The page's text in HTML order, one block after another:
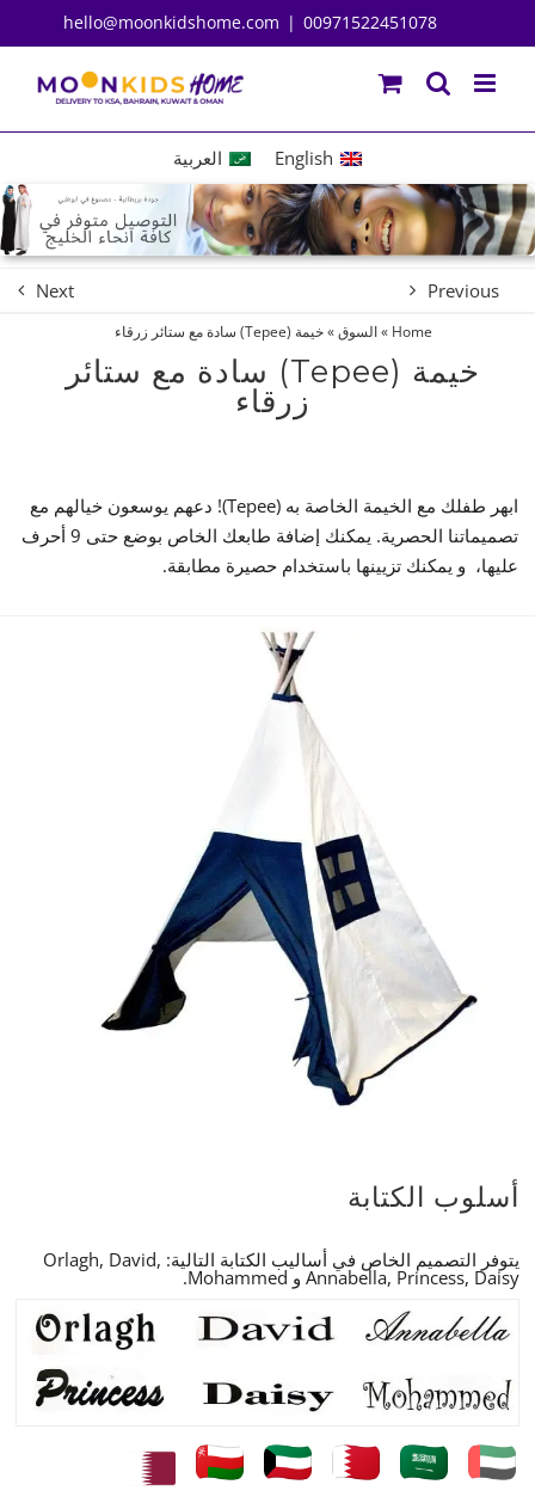
to
content
00971522451078
|
hello@moonkidshome.com
English العربية
Previous
Next
Home
»السوق»خيمة (Tepee) سادة مع ستائر زرقاء
خيمة (Tepee) سادة مع ستائر
زرقاء
ابهر طفلك مع الخيمة الخاصة به (Tepee)! دعهم يوسعون خيالهم مع
تصميماتنا الحصرية. يمكنك إضافة طابعك الخاص بوضع حتى 9 أحرف
عليها، و يمكنك تزيينها باستخدام حصيرة مطابقة.
أسلوب الكتابة
يتوفر التصميم الخاص في أساليب الكتابة التالية: Orlagh, David,
Annabella, Princess, Daisy و Mohammed.